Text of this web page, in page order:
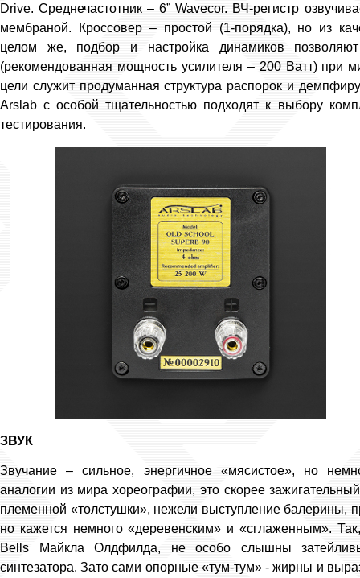
Drive. Среднечастотник – 6” Wavecor. ВЧ-регистр
мембраной. Кроссовер ­– простой (1-порядка), но из
целом же, подбор и настройка динамиков
(рекомендованная мощность усилителя – 200 Ватт) при
цели служит продуманная структура распорок и
Arslab с особой тщательностью подходят к выбору
тестирования.
ЗВУК
Звучание – сильное, энергичное «мясистое», но
аналогии из мира хореографии, это скорее
племенной «толстушки», нежели выступление балерины,
но кажется немного «деревенским» и «сглаженным».
Bells Майкла Олдфилда, не особо слышны
синтезатора. Зато сами опорные «тум-тум» - жирны и